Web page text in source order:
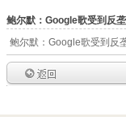
鲍尔默：Google歌受到反
鲍尔默：Google歌受到反